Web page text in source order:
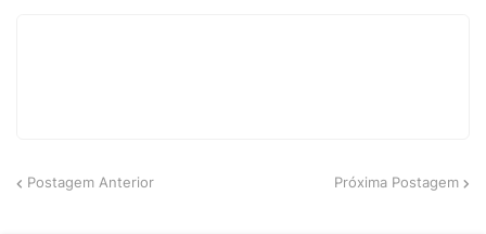
Postagem Anterior Próxima Postagem